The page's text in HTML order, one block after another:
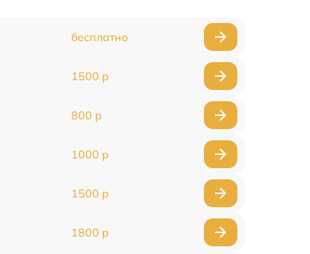
бесплатно
1500 р
800 р
1000 р
1500 р
1800 р